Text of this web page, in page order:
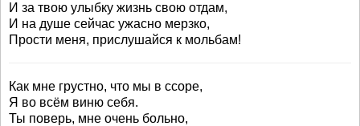
И за твою улыбку жизнь свою отдам,
И на душе сейчас ужасно мерзко,
Прости меня, прислушайся к мольбам!
Как мне грустно, что мы в ссоре,
Я во всём виню себя.
Ты поверь, мне очень больно,